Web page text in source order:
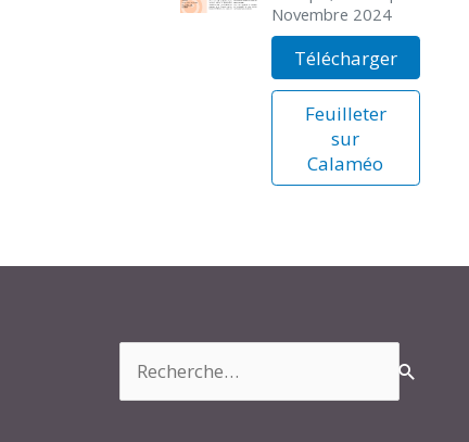
Novembre 2024
Télécharger
Feuilleter
sur
Calaméo